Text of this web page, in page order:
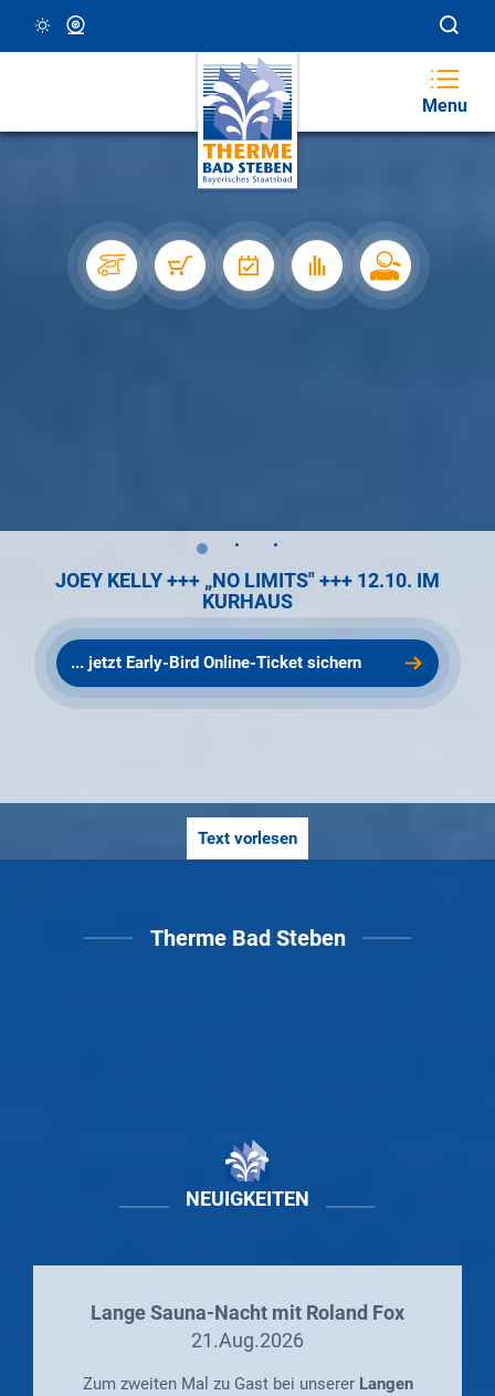
21 °C, Klar/Sonnig
Menu
JOEY KELLY +++ „NO LIMITS" +++ 12.10. IM
KURHAUS
... jetzt Early-Bird Online-Ticket sichern
PRÄVENTIONSTAG AM 12.10. – BUNTES
PROGRAMM & SCHNUPPERKURSE
... alle Infos zur Veranstaltung
KUR- UND WELLNESS-MAGAZIN AUGUST 2026
... zum Download
Text vorlesen
Therme Bad Steben
NEUIGKEITEN
Lange Sauna-Nacht mit Roland Fox
21.Aug.2026
Zum zweiten Mal zu Gast bei unserer Langen